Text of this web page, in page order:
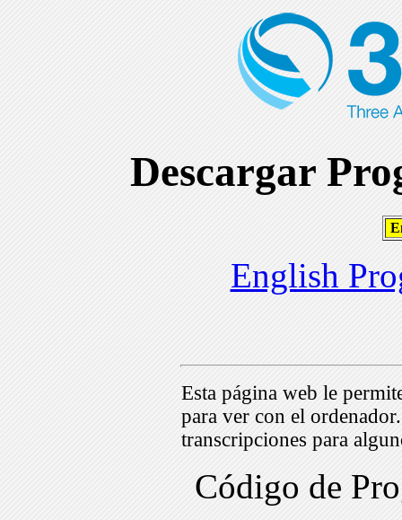
Descargar
English
Esta página web le
para ver con el
transcripciones para
Código de